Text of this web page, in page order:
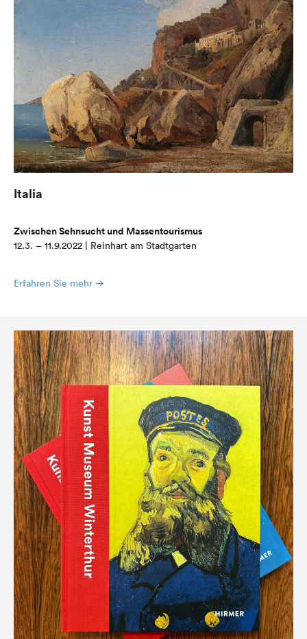
Italia
Zwischen Sehnsucht und Massentourismus
12.3. – 11.9.2022 | Reinhart am Stadtgarten
Erfahren Sie mehr